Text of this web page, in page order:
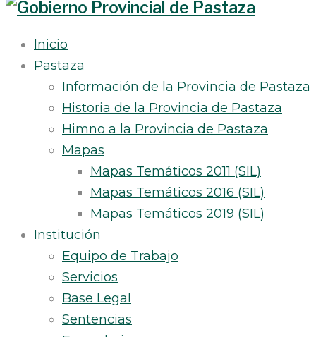
Inicio
Pastaza
Información de la Provincia de Pastaza
Historia de la Provincia de Pastaza
Himno a la Provincia de Pastaza
Mapas
Mapas Temáticos 2011 (SIL)
Mapas Temáticos 2016 (SIL)
Mapas Temáticos 2019 (SIL)
Institución
Equipo de Trabajo
Servicios
Base Legal
Sentencias